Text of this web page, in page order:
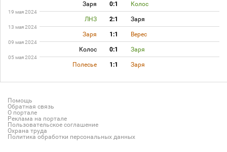
Заря 0:1 Колос
19 мая 2024
ЛНЗ 2:1 Заря
13 мая 2024
Заря 1:1 Верес
09 мая 2024
Колос 0:1 Заря
05 мая 2024
Полесье 1:1 Заря
Помощь
Обратная связь
О портале
Реклама на портале
Пользовательское соглашение
Охрана труда
Политика обработки персональных данных